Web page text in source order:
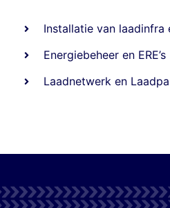
Installatie van laadinfra
Energiebeheer en ERE’s
Laadnetwerk en